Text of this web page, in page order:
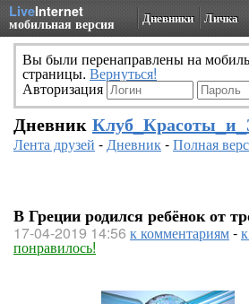
LiveInternet
мобильная версия Дневники Личка
Вы были перенаправлены на
страницы. Вернуться!
Авторизация
Дневник
Лента друзей -Дневник-Полная
В Греции родился ребёнок от
17-04-2019 14:56 к комментариям-
понравилось!